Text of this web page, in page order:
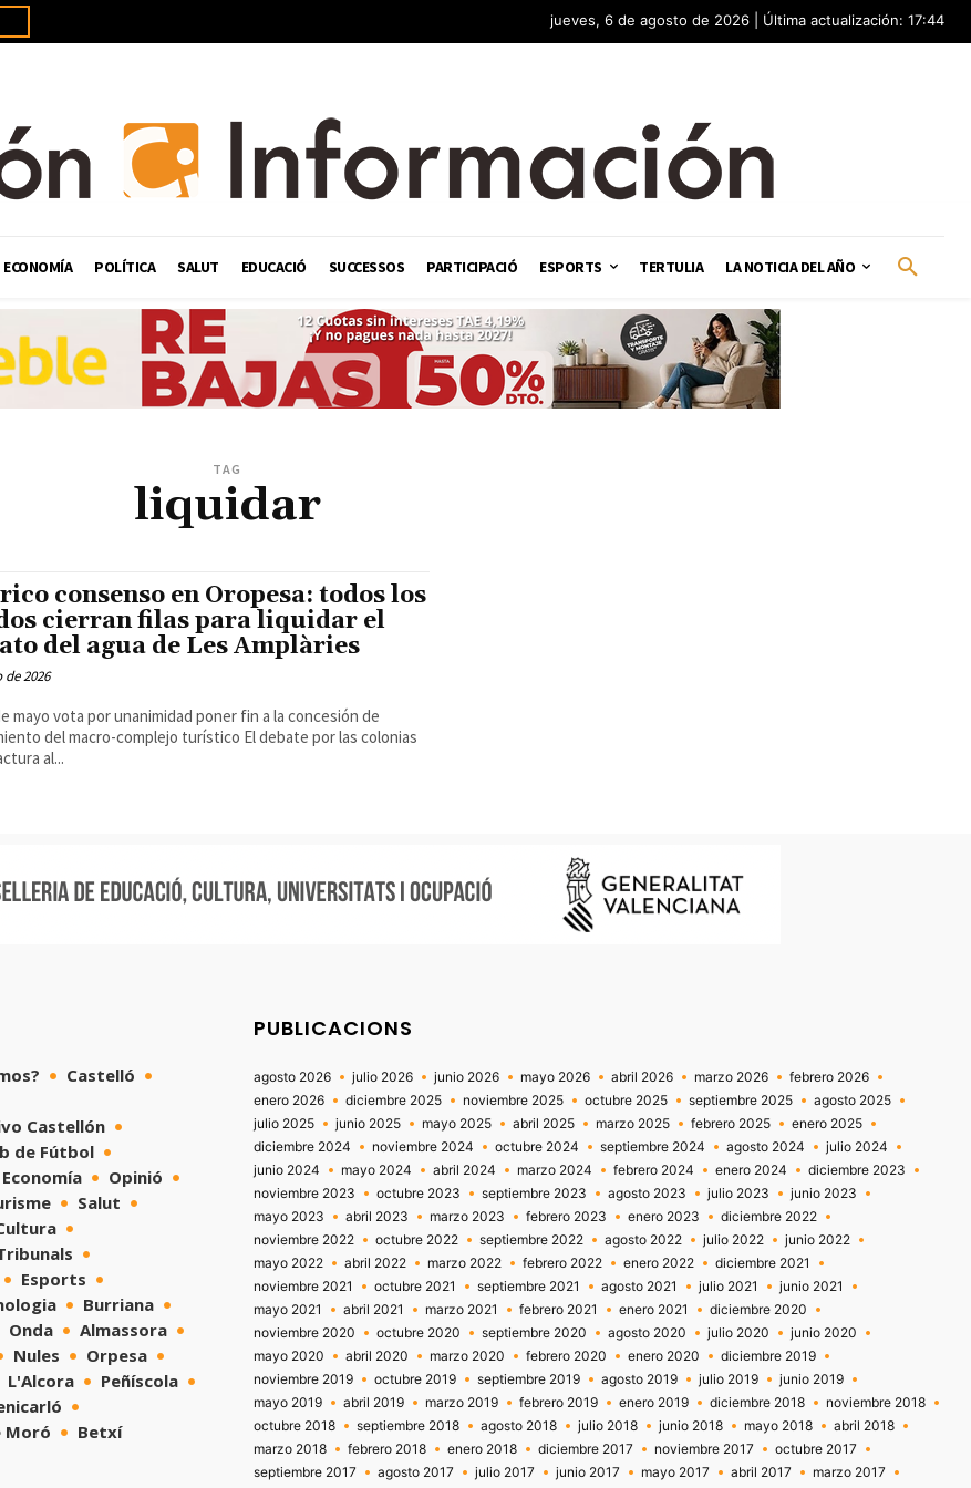
jueves, 6 de agosto de 2026 | Última actualización: 17:44
ECONOMÍA POLÍTICA SALUT EDUCACIÓ SUCCESSOS PARTICIPACIÓ ESPORTS TERTULIA LA NOTICIA DEL AÑO
TAG
liquidar
consenso en Oropesa: todos los
cierran filas para liquidar el
del agua de Les Amplàries
de 2026
mayo vota por unanimidad poner fin a la concesión de
macro-complejo turístico El debate por las colonias
al...
Castelló
Castellón
de Fútbol
Economía
Opinió
Salut
Esports
Burriana
Onda
Almassora
Nules
Orpesa
L'Alcora
Peñíscola
Moró
Betxí
PUBLICACIONS
agosto 2026 julio 2026 junio 2026 mayo 2026 abril 2026 marzo 2026
febrero 2026
enero 2026
diciembre 2025 noviembre 2025 octubre 2025 septiembre 2025
agosto 2025
julio 2025
junio 2025 mayo 2025 abril 2025 marzo 2025 febrero 2025
enero 2025
diciembre 2024
noviembre 2024 octubre 2024 septiembre 2024 agosto 2024
julio 2024
junio 2024
mayo 2024 abril 2024 marzo 2024 febrero 2024 enero 2024
diciembre 2023
noviembre 2023
octubre 2023 septiembre 2023 agosto 2023 julio 2023
junio 2023
mayo 2023
abril 2023 marzo 2023 febrero 2023 enero 2023
diciembre 2022
noviembre 2022
octubre 2022 septiembre 2022 agosto 2022 julio 2022
junio 2022
mayo 2022
abril 2022 marzo 2022 febrero 2022 enero 2022
diciembre 2021
noviembre 2021
octubre 2021 septiembre 2021 agosto 2021 julio 2021
junio 2021
mayo 2021
abril 2021 marzo 2021 febrero 2021 enero 2021
diciembre 2020
noviembre 2020
octubre 2020 septiembre 2020 agosto 2020 julio 2020
junio 2020
mayo 2020
abril 2020 marzo 2020 febrero 2020 enero 2020
diciembre 2019
noviembre 2019
octubre 2019 septiembre 2019 agosto 2019 julio 2019
junio 2019
mayo 2019
abril 2019 marzo 2019 febrero 2019 enero 2019 diciembre 2018
noviembre 2018
octubre 2018
septiembre 2018 agosto 2018 julio 2018 junio 2018 mayo 2018
abril 2018
marzo 2018
febrero 2018 enero 2018 diciembre 2017 noviembre 2017
octubre 2017
septiembre 2017
agosto 2017 julio 2017 junio 2017 mayo 2017 abril 2017
marzo 2017